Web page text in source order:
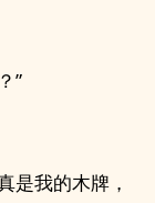
”
是我的木牌，